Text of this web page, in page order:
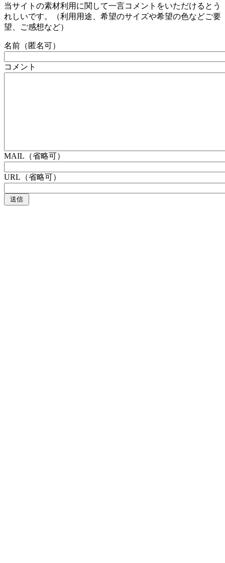
当サイトの素材利用に関して一言コメントをいただけるとう
れしいです。（利用用途、希望のサイズや希望の色などご要
望、ご感想など）
名前（匿名可）
コメント
MAIL（省略可）
URL（省略可）